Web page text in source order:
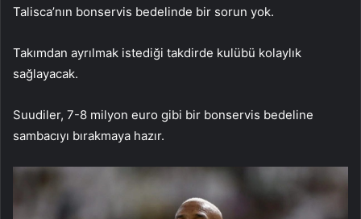
Talisca’nın bonservis bedelinde bir sorun yok.
Takımdan ayrılmak istediği takdirde kulübü kolaylık
sağlayacak.
Suudiler, 7-8 milyon euro gibi bir bonservis bedeline
sambacıyı bırakmaya hazır.